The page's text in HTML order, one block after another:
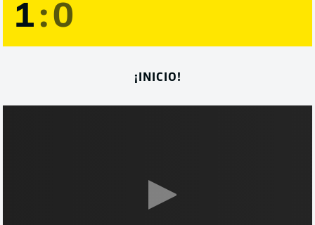
1:0
¡INICIO!